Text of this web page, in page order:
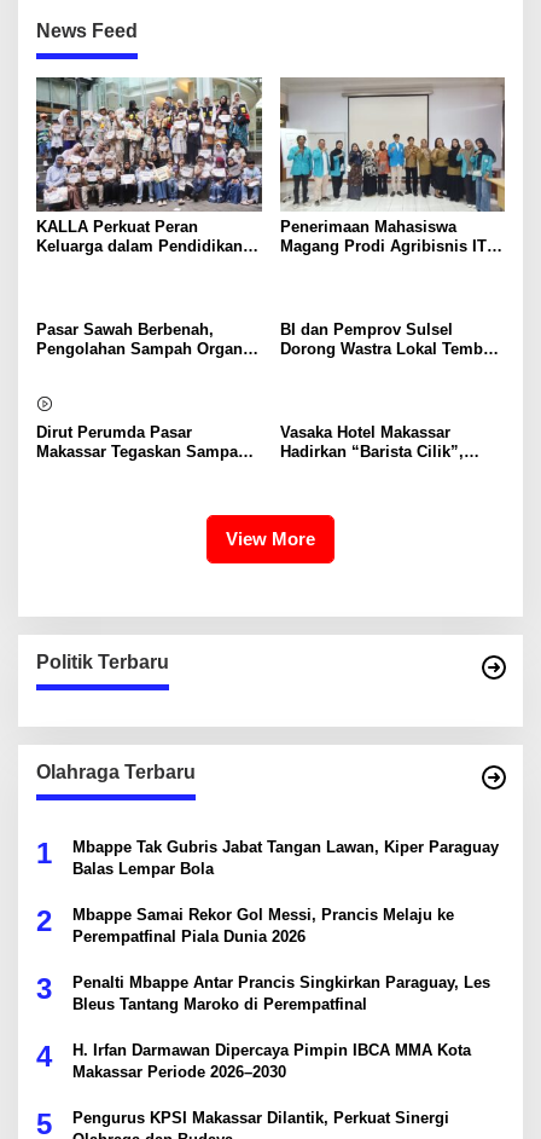
News Feed
KALLA Perkuat Peran
Keluarga dalam Pendidikan
Penerimaan Mahasiswa
Magang Prodi Agribisnis ITP
Pasar Sawah Berbenah,
Pengolahan Sampah Organik
BI dan Pemprov Sulsel
Dorong Wastra Lokal Tembus
Dirut Perumda Pasar
Makassar Tegaskan Sampah
Vasaka Hotel Makassar
Hadirkan “Barista Cilik”,
View More
Politik Terbaru
Olahraga Terbaru
1
Mbappe Tak Gubris Jabat Tangan Lawan, Kiper Paraguay
Balas Lempar Bola
2
Mbappe Samai Rekor Gol Messi, Prancis Melaju ke
Perempatfinal Piala Dunia 2026
3
Penalti Mbappe Antar Prancis Singkirkan Paraguay, Les
Bleus Tantang Maroko di Perempatfinal
4
H. Irfan Darmawan Dipercaya Pimpin IBCA MMA Kota
Makassar Periode 2026–2030
5
Pengurus KPSI Makassar Dilantik, Perkuat Sinergi